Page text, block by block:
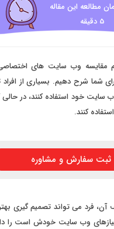
مطالعه این مقاله
5 دقیقه
شما شرح دهیم. بسیاری از
سایت خود استفاده کنند، در
ثبت سفارش و مشاوره
فرد می تواند تصمیم گیری
وب سایت خودش است را